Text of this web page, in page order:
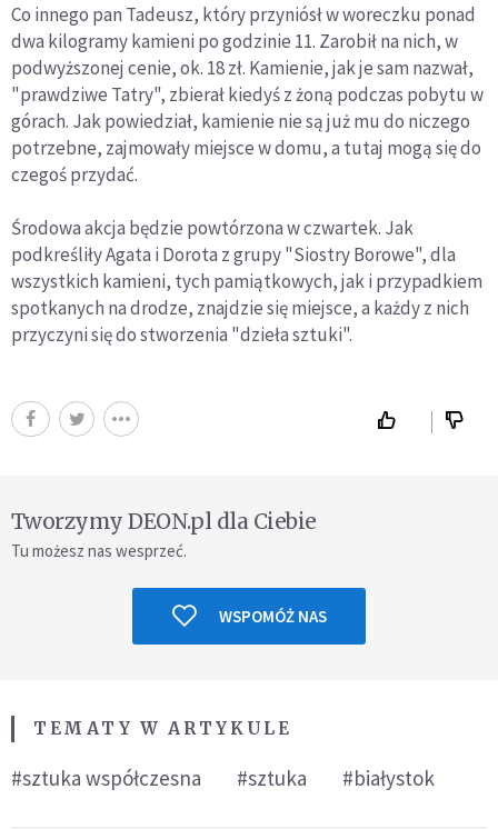
Co innego pan Tadeusz, który przyniósł w woreczku ponad
dwa kilogramy kamieni po godzinie 11. Zarobił na nich, w
podwyższonej cenie, ok. 18 zł. Kamienie, jak je sam nazwał,
"prawdziwe Tatry", zbierał kiedyś z żoną podczas pobytu w
górach. Jak powiedział, kamienie nie są już mu do niczego
potrzebne, zajmowały miejsce w domu, a tutaj mogą się do
czegoś przydać.
Środowa akcja będzie powtórzona w czwartek. Jak
podkreśliły Agata i Dorota z grupy "Siostry Borowe", dla
wszystkich kamieni, tych pamiątkowych, jak i przypadkiem
spotkanych na drodze, znajdzie się miejsce, a każdy z nich
przyczyni się do stworzenia "dzieła sztuki".
Tworzymy DEON.pl dla Ciebie
Tu możesz nas wesprzeć.
WSPOMÓŻ NAS
TEMATY W ARTYKULE
#sztuka współczesna #sztuka #białystok